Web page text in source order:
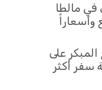
في مالطا
وأسعاراً
على
سفر أكثر